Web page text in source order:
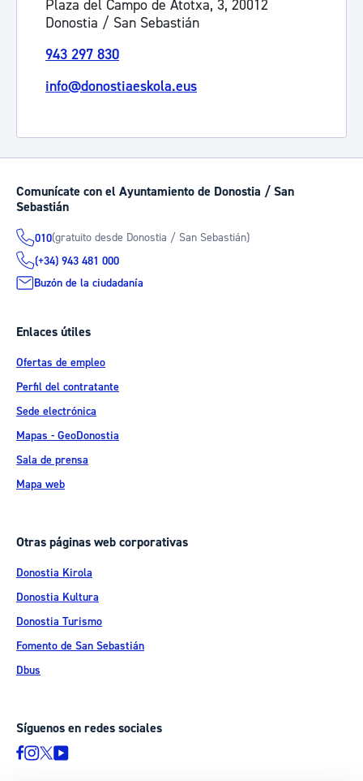
Plaza del Campo de Atotxa, 3, 20012
Donostia / San Sebastián
943 297 830
info@donostiaeskola.eus
Comunícate con el Ayuntamiento de Donostia / San
Sebastián
010(gratuito desde Donostia / San Sebastián)
(+34) 943 481 000
Buzón de la ciudadanía
Enlaces útiles
Ofertas de empleo
Perfil del contratante
Sede electrónica
Mapas - GeoDonostia
Sala de prensa
Mapa web
Otras páginas web corporativas
Donostia Kirola
Donostia Kultura
Donostia Turismo
Fomento de San Sebastián
Dbus
Síguenos en redes sociales